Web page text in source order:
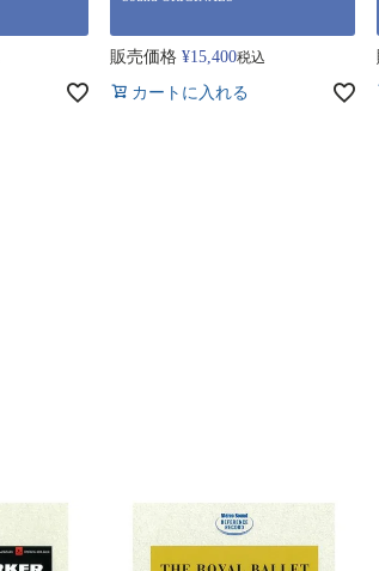
販売価格 ¥15,400税込
カートに入れる